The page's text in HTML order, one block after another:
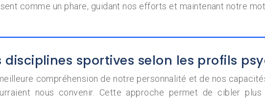
comme un phare, guidant nos efforts et maintenant notre
sportives selon les profils
compréhension de notre personnalité et de nos
nous convenir. Cette approche permet de cibler